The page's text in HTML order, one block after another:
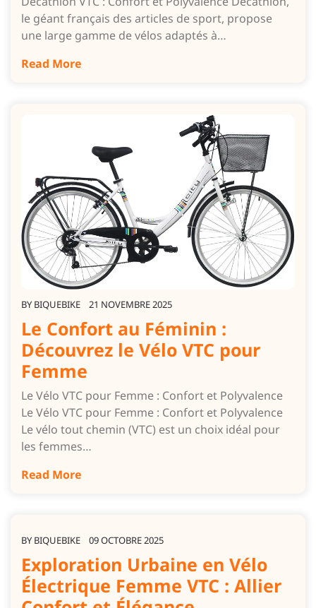
le géant français des articles de sport, propose
une large gamme de vélos adaptés à…
Read More
BY BIQUEBIKE 21 NOVEMBRE 2025
Le Confort au Féminin :
Découvrez le Vélo VTC pour
Femme
Le Vélo VTC pour Femme : Confort et Polyvalence
Le Vélo VTC pour Femme : Confort et Polyvalence
Le vélo tout chemin (VTC) est un choix idéal pour
les femmes…
Read More
BY BIQUEBIKE 09 OCTOBRE 2025
Exploration Urbaine en Vélo
Électrique Femme VTC : Allier